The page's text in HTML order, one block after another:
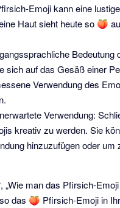
Emoji kann eine
Haut sieht heute so 🍑
sich auf das Gesäß einer
Verwendung des
Verwendung:
kreativ zu werden. Sie
hinzuzufügen oder
„Wie man das Pfirsich-
das 🍑 Pfirsich-Emoji in